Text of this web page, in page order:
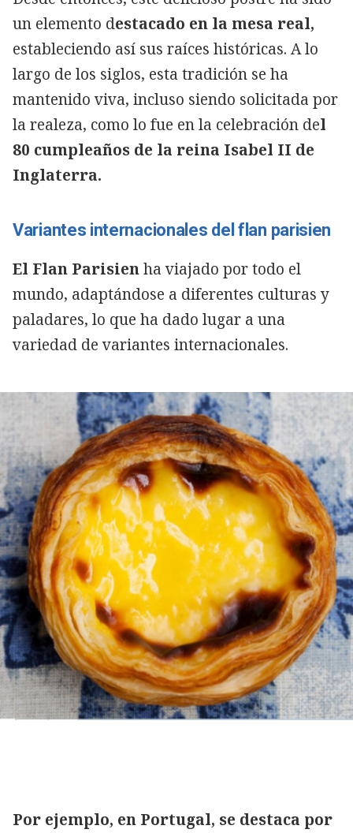
un elemento destacado en la mesa real,
estableciendo así sus raíces históricas. A lo
largo de los siglos, esta tradición se ha
mantenido viva, incluso siendo solicitada por
la realeza, como lo fue en la celebración del
80 cumpleaños de la reina Isabel II de
Inglaterra.
Variantes internacionales del flan parisien
El Flan Parisienha viajado por todo el
mundo, adaptándose a diferentes culturas y
paladares, lo que ha dado lugar a una
variedad de variantes internacionales.
Por ejemplo, en Portugal, se destaca por